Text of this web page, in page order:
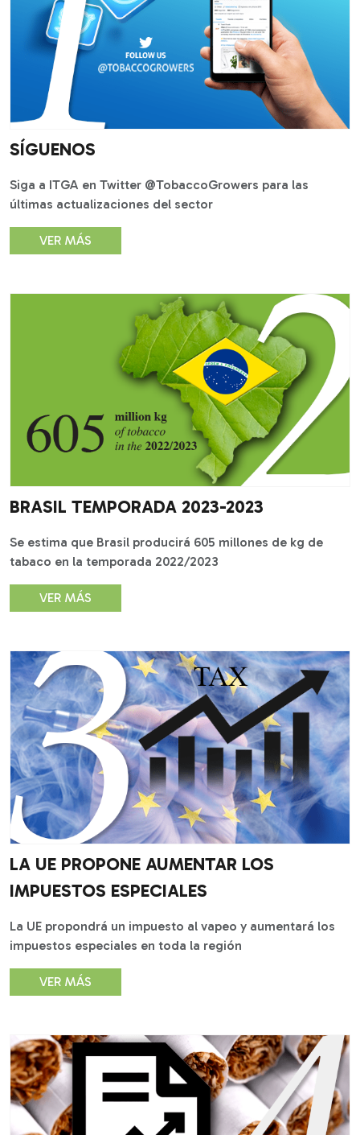
SÍGUENOS
Siga a ITGA en Twitter @TobaccoGrowers para las
últimas actualizaciones del sector
VER MÁS
BRASIL TEMPORADA 2023-2023
Se estima que Brasil producirá 605 millones de kg de
tabaco en la temporada 2022/2023
VER MÁS
LA UE PROPONE AUMENTAR LOS
IMPUESTOS ESPECIALES
La UE propondrá un impuesto al vapeo y aumentará los
impuestos especiales en toda la región
VER MÁS